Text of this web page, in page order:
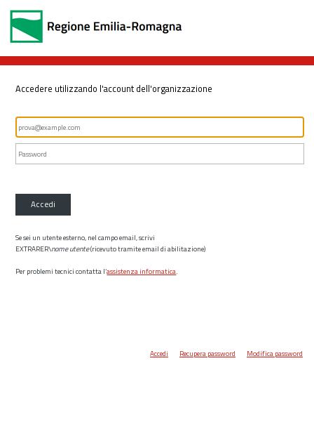
Accedere utilizzando l'account dell'organizzazione
Accedi
Se sei un utente esterno, nel campo email, scrivi
EXTRARER\nome utente(ricevuto tramite email di abilitazione)
Per problemi tecnici contatta l’assistenza informatica.
Accedi Recupera password Modifica password